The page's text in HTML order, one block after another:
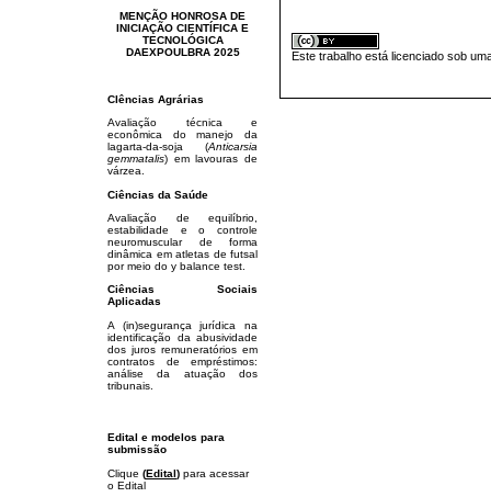
MENÇÃO HONROSA DE
INICIAÇÃO CIENTÍFICA E
TECNOLÓGICA
DAEXPOULBRA 2025
CIências Agrárias
Avaliação técnica e
econômica do manejo da
lagarta-da-soja (Anticarsia
gemmatalis) em lavouras de
várzea.
Ciências da Saúde
Avaliação de equilíbrio,
estabilidade e o controle
neuromuscular de forma
dinâmica em atletas de futsal
por meio do y balance test.
Ciências Sociais
Aplicadas
A (in)segurança jurídica na
identificação da abusividade
dos juros remuneratórios em
contratos de empréstimos:
análise da atuação dos
tribunais.
Edital e modelos para
submissão
Clique (Edital) para acessar
o Edital
Este trabalho está licenciado sob